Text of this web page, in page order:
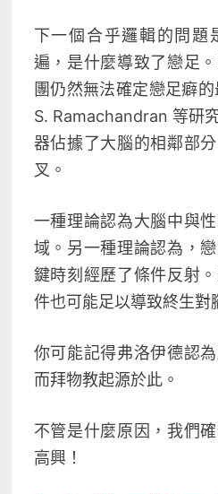
下一個合乎邏輯的問題
遍，是什麼導致了戀足
團仍然無法確定戀足癖
S. Ramachandran 等研
器佔據了大腦的相鄰部
叉 。
一種理論認為大腦中與
域。另一種理論認為，
鍵時刻經歷了條件反射
件也可能足以導致終生對
你可能記得弗洛伊德認
而拜物教起源於此。
不管是什麼原因，我們
高興！